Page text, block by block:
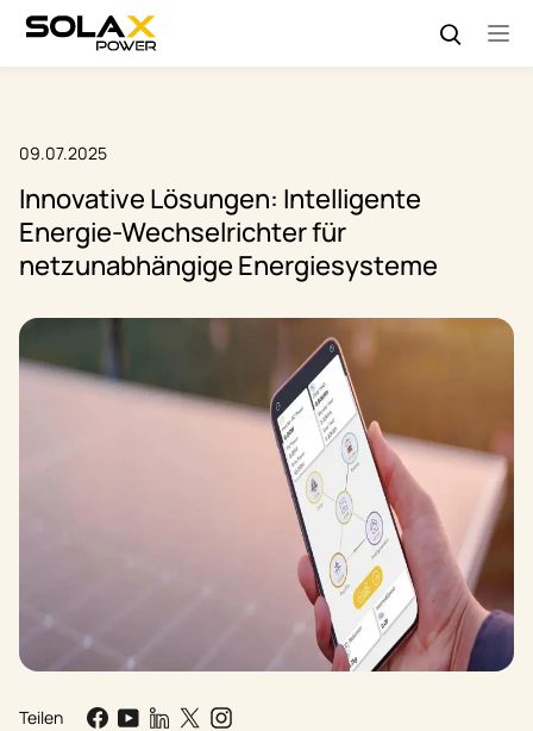
09.07.2025
Innovative Lösungen: Intelligente
Energie-Wechselrichter für
netzunabhängige Energiesysteme
Teilen